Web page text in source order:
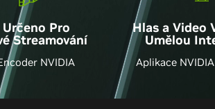
Určeno Pro
Streamování
NVIDIA
Hlas a Video
Umělou
Aplikace